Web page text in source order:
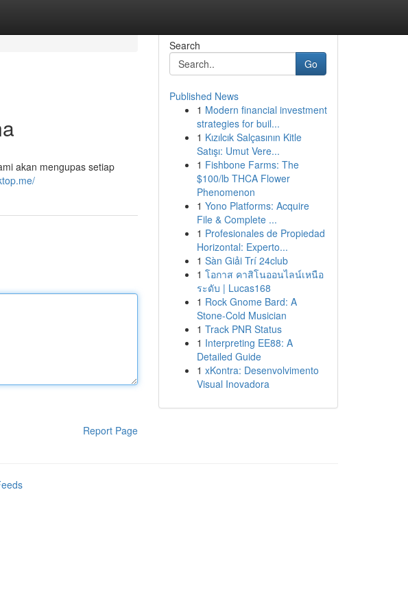
akan mengupas setiap
Report Page
Search
Go
Published News
1 Modern financial investment
strategies for buil...
1 Kızılcık Salçasının Kitle
Satışı: Umut Vere...
1 Fishbone Farms: The
$100/lb THCA Flower
Phenomenon
1 Yono Platforms: Acquire
File & Complete ...
1 Profesionales de Propiedad
Horizontal: Experto...
1 Sàn Giải Trí 24club
1 โอกาส คาสิโนออนไลน์เหนือ
ระดับ | Lucas168
1 Rock Gnome Bard: A
Stone-Cold Musician
1 Track PNR Status
1 Interpreting EE88: A
Detailed Guide
1 xKontra: Desenvolvimento
Visual Inovadora